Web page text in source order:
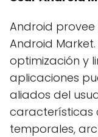
Android
Android
optimización y
aplicaciones
aliados del
características
temporales,